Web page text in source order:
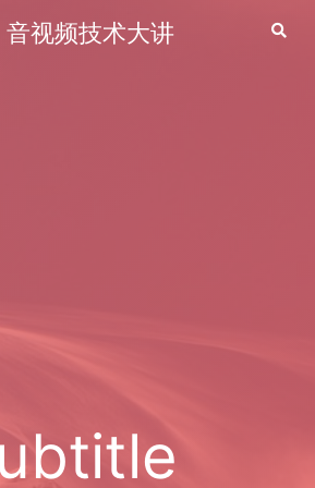
音视频技术大讲